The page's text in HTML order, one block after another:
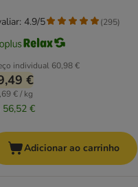
individual 60,98 €
€
€ / kg
56,52 €
4.9/5 (295)
Adicionar ao carrinho